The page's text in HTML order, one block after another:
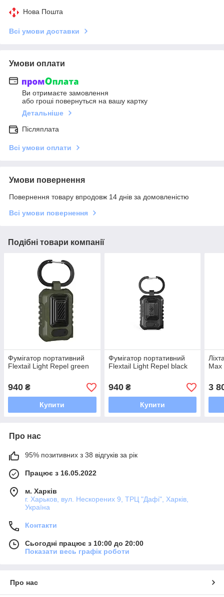
Нова Пошта
Всі умови доставки
Умови оплати
Ви отримаєте замовлення
або гроші повернуться на вашу картку
Детальніше
Післяплата
Всі умови оплати
Умови повернення
Повернення товару впродовж 14 днів за домовленістю
Всі умови повернення
Подібні товари компанії
Фумігатор портативний
Flextail Light Repel green
940 ₴
Купити
Фумігатор портативний
Flextail Light Repel black
940₴
Купити
Max
3
Про нас
95% позитивних з 38 відгуків за рік
Працює з 16.05.2022
м. Харків
г. Харьков, вул. Нескорених 9, ТРЦ "Дафі", Харків,
Україна
Контакти
Сьогодні працює з 10:00 до 20:00
Показати весь графік роботи
Про нас